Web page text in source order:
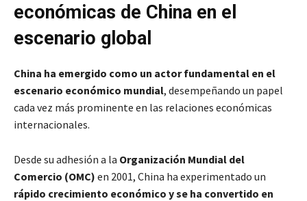
económicas de China en el
escenario global
China ha emergido como un actor fundamental en el
escenario económico mundial, desempeñando un papel
cada vez más prominente en las relaciones económicas
internacionales.
Desde su adhesión a la Organización Mundial del
Comercio (OMC) en 2001, China ha experimentado un
rápido crecimiento económico y se ha convertido en